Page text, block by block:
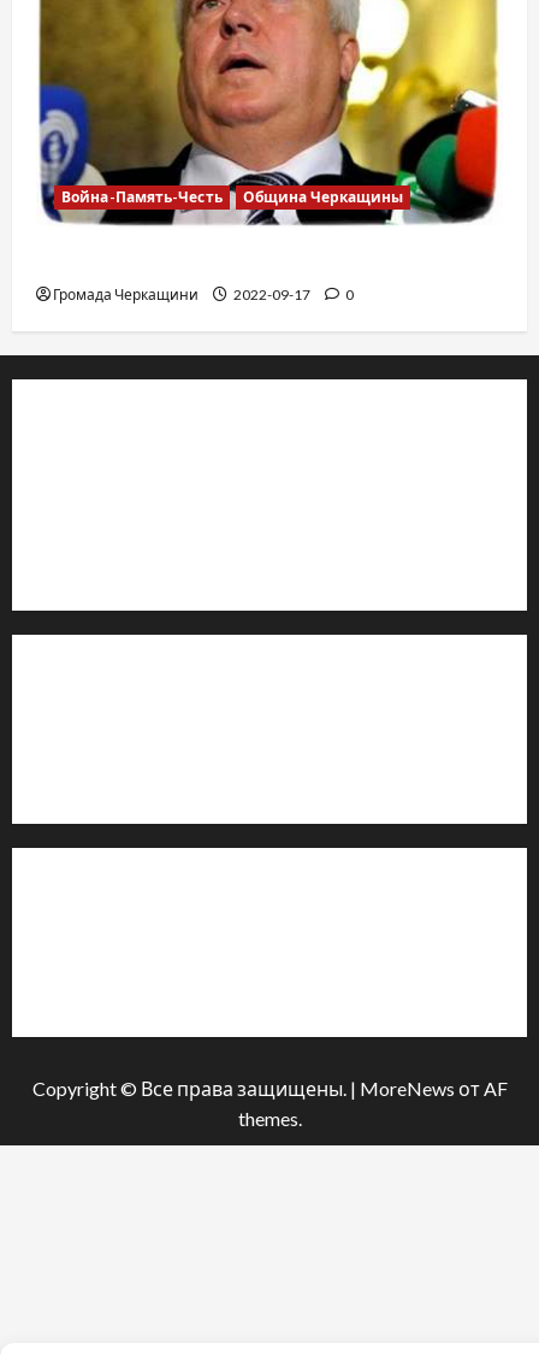
Война-Память-Честь Община Черкащины
Громада Черкащини 2022-09-17 0
Copyright © Все права защищены. | MoreNews от AF
themes.